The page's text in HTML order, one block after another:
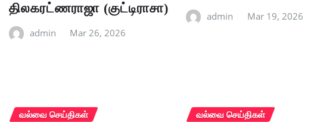
திலகரட்ணராஜா (குட்டிராசா)
admin Mar 26, 2026
admin Mar 19, 2026
வல்வை செய்திகள் வல்வை செய்திகள்